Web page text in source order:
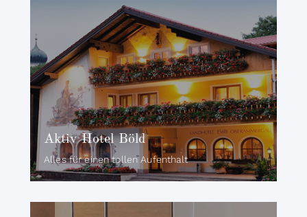
Aktiv Hotel Böld
Alles für einen tollen Aufenthalt